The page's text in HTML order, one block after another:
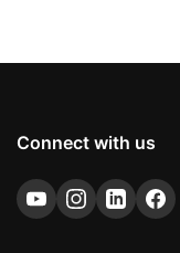
Connect with us